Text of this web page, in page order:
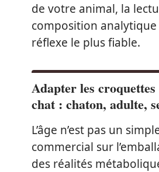
de votre animal, la
composition analytique
réflexe le plus fiable.
Adapter les croquettes
chat : chaton, adulte,
L’âge n’est pas un
commercial sur
des réalités